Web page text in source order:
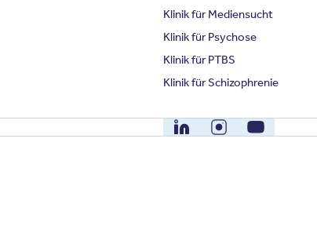
Klinik für Mediensucht
Klinik für Psychose
Klinik für PTBS
Klinik für Schizophrenie
LinkedIn InstagramYouTube